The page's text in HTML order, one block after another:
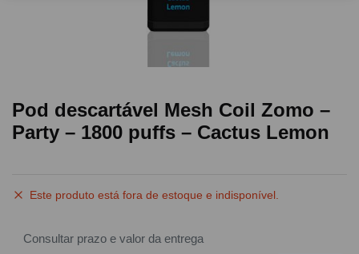
Pod descartável Mesh Coil Zomo –
Party – 1800 puffs – Cactus Lemon
Este produto está fora de estoque e indisponível.
Consultar prazo e valor da entrega